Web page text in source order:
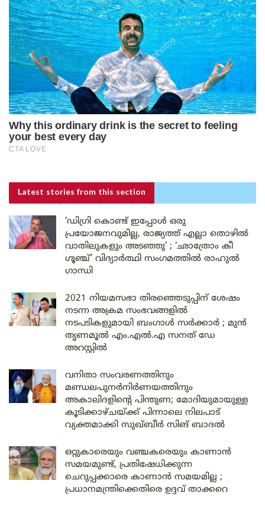
Latest stories from this section
‘ഡിഗ്രി കൊണ്ട് ഇപ്പോൾ ഒരു
പ്രയോജനവുമില്ല, രാജ്യത്ത് എല്ലാ തൊഴിൽ
വാതിലുകളും അടഞ്ഞു’ ; ‘ഛാത്രോം കീ
ഗൂഞ്ച്’ വിദ്യാർത്ഥി സംഗമത്തിൽ രാഹുൽ
ഗാന്ധി
2021 നിയമസഭാ തിരഞ്ഞെടുപ്പിന് ശേഷം
നടന്ന അക്രമ സംഭവങ്ങളിൽ
നടപടികളുമായി ബംഗാൾ സർക്കാർ ; മുൻ
തൃണമൂൽ എം.എൽ.എ സനത് ഡേ
അറസ്റ്റിൽ
വനിതാ സംവരണത്തിനും
മണ്ഡലപുനർനിർണയത്തിനും
അകാലിദളിന്റെ പിന്തുണ; മോദിയുമായുള്ള
കൂടിക്കാഴ്ചയ്ക്ക് പിന്നാലെ നിലപാട്
വ്യക്തമാക്കി സുഖ്ബീർ സിങ് ബാദൽ
ഒറ്റുകാരെയും വഞ്ചകരെയും കാണാൻ
സമയമുണ്ട്, പ്രതിഷേധിക്കുന്ന
ചെറുപ്പക്കാരെ കാണാൻ സമയമില്ല ;
പ്രധാനമന്ത്രിക്കെതിരെ ഉദ്ദവ് താക്കറെ